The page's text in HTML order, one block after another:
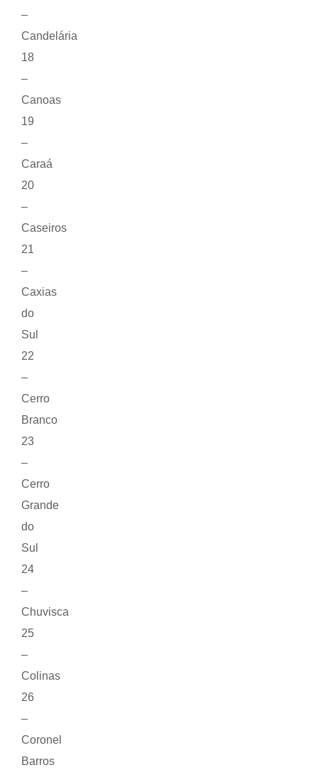
–
Candelária
18
–
Canoas
19
–
Caraá
20
–
Caseiros
21
–
Caxias
do
Sul
22
–
Cerro
Branco
23
–
Cerro
Grande
do
Sul
24
–
Chuvisca
25
–
Colinas
26
–
Coronel
Barros